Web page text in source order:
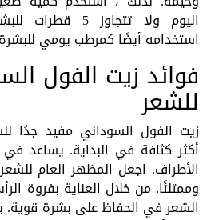
اليوم ولا
استخدامه أيضًا كمرطب يومي
فوائد زيت الفول
للشعر
زيت الفول السوداني مفيد جدًا
أكثر كثافة في البداية. يساعد
الأطراف. اجعل المظهر العام
وممتلئًا. من خلال العناية بفروة
الشعر في الحفاظ على بشرة قوية.